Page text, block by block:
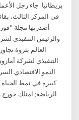
بريطانيا. جاء رجل
في المركز الثالث،
أصدرتها مجلة
والرئيس التنفيذي
التنفيذي لشركة
النمو الاقتصادي
كبيرة في نمط الحياة
الرياضة; امتلك